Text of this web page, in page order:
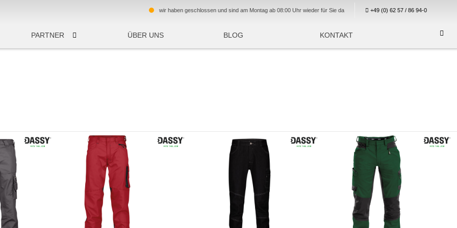
wir haben geschlossen und sind am Montag ab 08:00 Uhr wieder für Sie da +49 (0) 62 57 / 86 94-0
EINWEGHANDSCHUHE LEDERHANDSCHUHE
PARTNER ÜBER UNS BLOG KONTAKT